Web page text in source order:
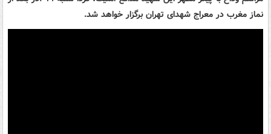
نماز مغرب در معراج شهدای تهران برگزار خواهد شد.